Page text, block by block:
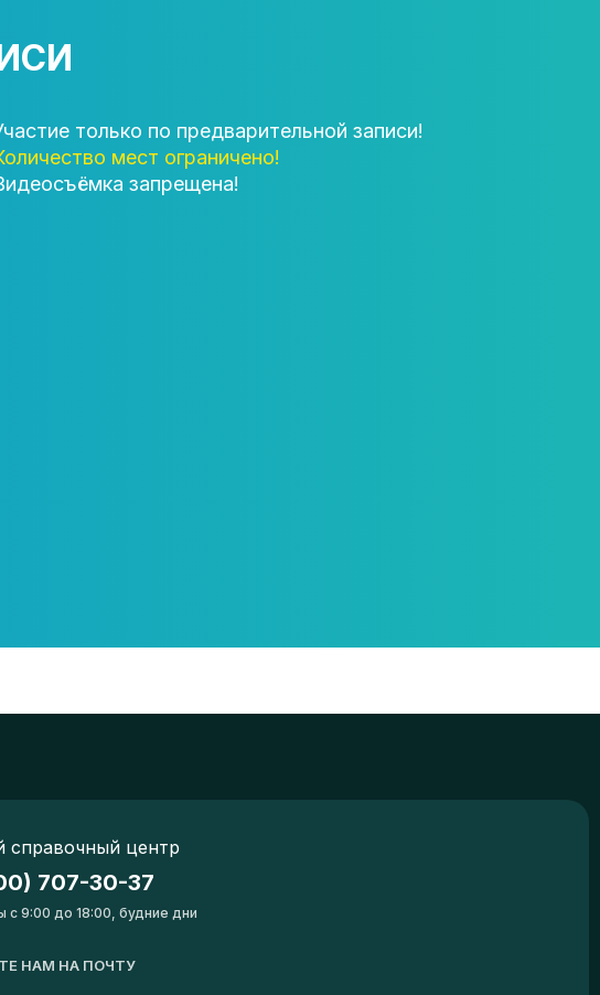
только по предварительной записи!
мест ограничено!
запрещена!
справочный центр
707-30-37
с 9:00 до 18:00, будние дни
НАМ НА ПОЧТУ